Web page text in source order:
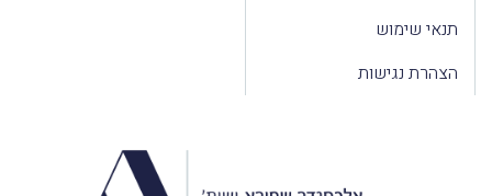
תנאי שימוש
הצהרת נגישות